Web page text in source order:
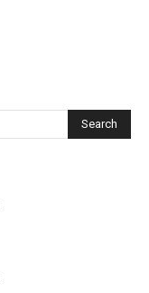
Search